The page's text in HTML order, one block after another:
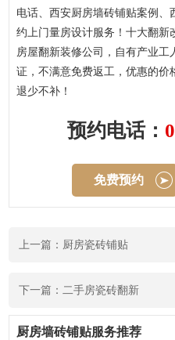
电话、西安厨房墙砖铺贴案例、
约上门量房设计服务！十大翻新
房屋翻新装修公司，自有产业
证，不满意免费返工，优惠的价
退少不补！
预约电话：
免费预约
上一篇：厨房瓷砖铺贴
下一篇：二手房瓷砖翻新
厨房墙砖铺贴服务推荐